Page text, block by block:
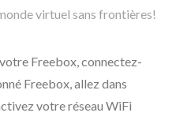
virtuel sans frontières!
Freebox, connectez-
Freebox, allez dans
votre réseau WiFi